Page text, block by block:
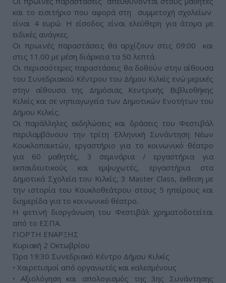
και το εισιτήριο που αφορά στη συμμετοχή σχολείων
είναι 4 ευρώ. Η είσοδος είναι ελεύθερη για άτομα με
ειδικές ανάγκες.
Οι πρωινές παραστάσεις θα αρχίζουν στις 09:00 και
στις 11.00 με μέση διάρκεια τα 50 λεπτά.
Οι περισσότερες παραστάσεις θα δοθούν στην αίθουσα
του Συνεδριακού Κέντρου του Δήμου Kιλκίς ενώ μερικές
στην αίθουσα της Δημόσιας Κεντρικής Βιβλιοθήκης
Κιλκίς και σε νηπιαγωγεία των Δημοτικών Ενοτήτων του
Δήμου Κιλκίς.
Οι παράλληλες εκδηλώσεις και δράσεις του Φεστιβάλ
περιλαμβάνουν την τρίτη Ελληνική Συνάντηση Νέων
Κουκλοπαικτών, εργαστήριο για το κοινωνικό θέατρο
για 60 μαθητές, 3 σεμινάρια / εργαστήρια για
εκπαιδευτικούς και εμψυχωτές, εργαστήρια στα
Δημοτικά Σχολεία του Κιλκίς, 3 Master Class, έκθεση με
την ιστορία του Κουκλοθεάτρου στους 5 ηπείρους και
διημερίδα για το κοινωνικό θέατρο.
Η φετινή διοργάνωση του Φεστιβάλ χρηματοδοτείται
από το ΕΣΠΑ.
ΓΙΟΡΤΗ ΕΝΑΡΞΗΣ
Κυριακή 2 Οκτωβρίου
Ώρα 19:30 Συνεδριακό Κέντρο Δήμου Κιλκίς
• Χαιρετισμοί από οργανωτές και καλεσμένους
• Αξιολόγηση και απολογισμός της 3ης Συνάντησης